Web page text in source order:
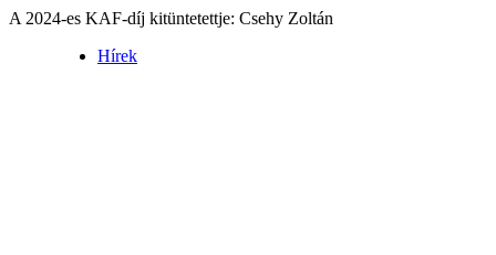
A 2024-es KAF-díj kitüntetettje: Csehy Zoltán
Hírek